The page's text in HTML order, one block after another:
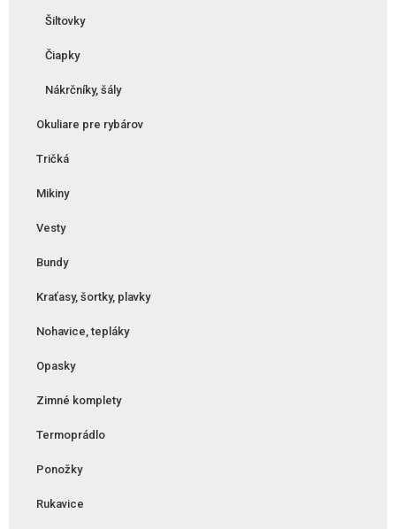
Šiltovky
Čiapky
Nákrčníky, šály
Okuliare pre rybárov
Tričká
Mikiny
Vesty
Bundy
Kraťasy, šortky, plavky
Nohavice, tepláky
Opasky
Zimné komplety
Termoprádlo
Ponožky
Rukavice